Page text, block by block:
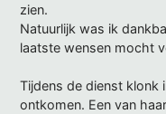
zien.
Natuurlijk was ik
laatste wensen mocht
Tijdens de dienst klonk
ontkomen. Een van